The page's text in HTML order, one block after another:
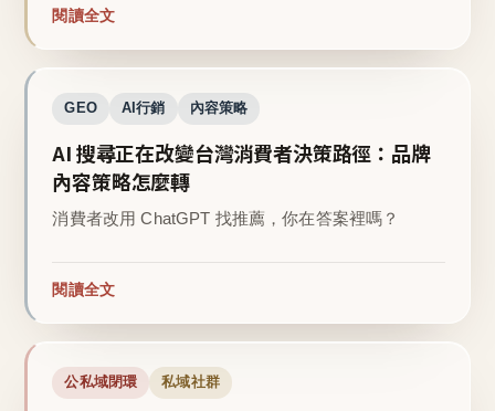
閱讀全文
GEO AI行銷 內容策略
AI 搜尋正在改變台灣消費者決策路徑：品牌
內容策略怎麼轉
消費者改用 ChatGPT 找推薦，你在答案裡嗎？
閱讀全文
公私域閉環 私域社群